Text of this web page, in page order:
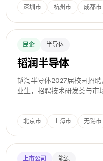
深圳市 杭州市 成都市
民企 半导体
韬润半导体
韬润半导体2027届校园招
业生，招聘技术研发类与市
北京市 上海市 无锡市
上市公司 能源